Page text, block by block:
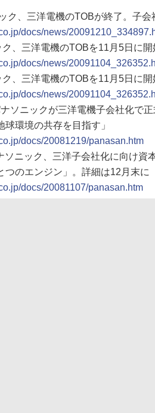
ク、三洋電機のTOBが終了。子会
docs/news/
ク、三洋電機のTOBを11月5日に開
docs/news/
ク、三洋電機のTOBを11月5日に開
docs/news/
ソニックが三洋電機子会社化で
球環境の共存を目指す」
docs/20081219/panasan.htm
ソニック、三洋子会社化に向け資
つのエンジン」。詳細は12月末に
docs/20081107/panasan.htm